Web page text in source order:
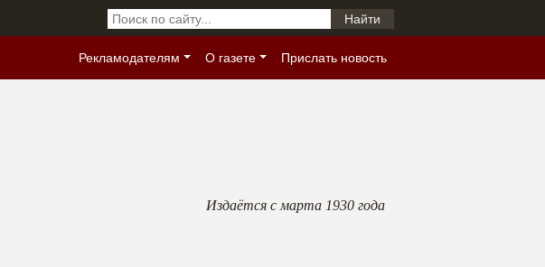
Рекламодателям О газете Прислать новость
Издаётся с марта 1930 года